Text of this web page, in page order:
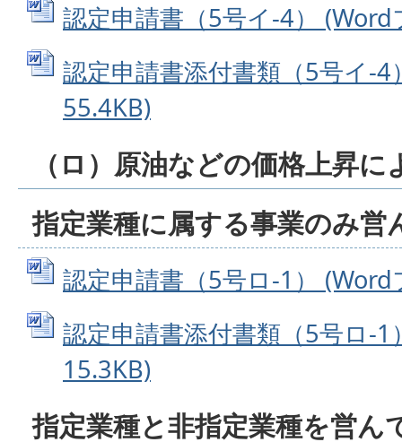
認定申請書（5号イ-4）
認定申請書添付書類（5号イ-
55.4KB)
（ロ）原油などの価格上昇に
指定業種に属する事業のみ営
認定申請書（5号ロ-1）
認定申請書添付書類（5号ロ-
15.3KB)
指定業種と非指定業種を営ん